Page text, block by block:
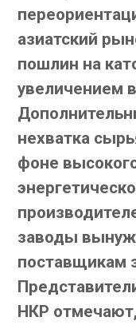
азиатский
пошлин на
увеличением
нехватка
фоне
заводы
поставщикам
НКР